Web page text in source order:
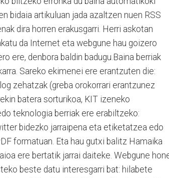
bidaia artikuluan jada azaltzen nuen RSS
dira horren erakusgarri. Herri askotan
da Internet eta webgune hau goizero
ere, denbora baldin badugu.Baina berriak
Sareko ekimenei ere erantzuten die:
zehatzak (greba orokorrari erantzunez
batera sorturikoa, KIT izeneko
teknologia berriak ere erabiltzeko:
bidezko jarraipena eta etiketatzea edo
formatuan. Eta hau gutxi balitz Hamaika
ere bertatik jarrai daiteke. Webgune
beste datu interesgarri bat: hilabete